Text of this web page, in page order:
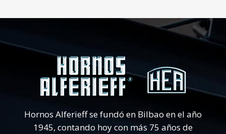
Hornos Alferieff se fundó en Bilbao en el año
1945, contando hoy con más 75 años de